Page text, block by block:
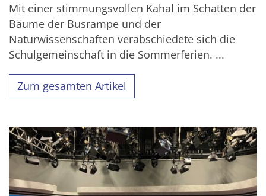
Mit einer stimmungsvollen Kahal im Schatten der
Bäume der Busrampe und der
Naturwissenschaften verabschiedete sich die
Schulgemeinschaft in die Sommerferien. ...
Zum gesamten Artikel